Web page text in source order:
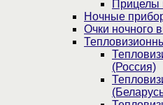
Прицелы
Ночные
Очки ночного
(Россия)